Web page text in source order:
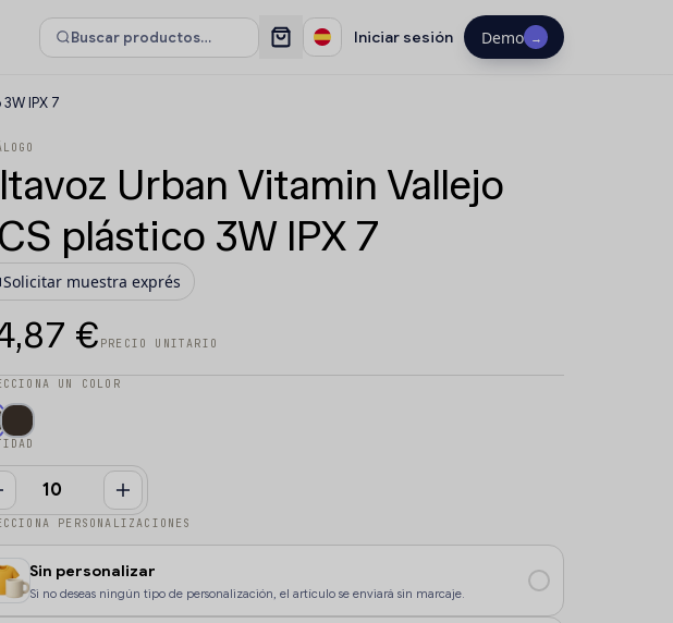
Iniciar sesión Demo →
IPX 7
Urban Vitamin Vallejo
plástico 3W IPX 7
Solicitar muestra exprés
€ PRECIO UNITARIO
UN COLOR
PERSONALIZACIONES
Sin personalizar
Si no deseas ningún tipo de personalización, el artículo se enviará sin marcaje.